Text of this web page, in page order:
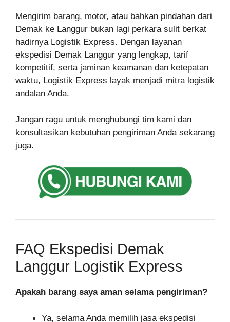
Mengirim barang, motor, atau bahkan pindahan dari
Demak ke Langgur bukan lagi perkara sulit berkat
hadirnya Logistik Express. Dengan layanan
ekspedisi Demak Langgur yang lengkap, tarif
kompetitif, serta jaminan keamanan dan ketepatan
waktu, Logistik Express layak menjadi mitra logistik
andalan Anda.
Jangan ragu untuk menghubungi tim kami dan
konsultasikan kebutuhan pengiriman Anda sekarang
juga.
FAQ Ekspedisi Demak
Langgur Logistik Express
Apakah barang saya aman selama pengiriman?
Ya, selama Anda memilih jasa ekspedisi